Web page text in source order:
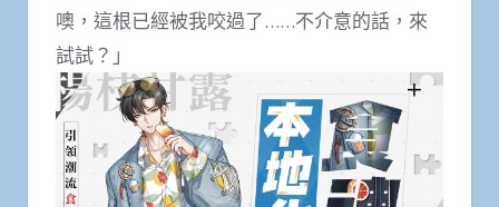
噢，這根已經被我咬過了……不介意的話，來
試試？」